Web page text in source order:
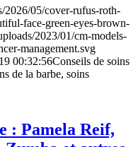
2026/05/cover-rufus-roth-
face-green-eyes-brown-
2023/01/cm-models-
management.svg
00:32:56Conseils de soins
de la barbe, soins
: Pamela Reif,